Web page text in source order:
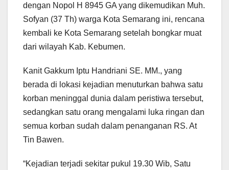
dengan Nopol H 8945 GA yang dikemudikan Muh.
Sofyan (37 Th) warga Kota Semarang ini, rencana
kembali ke Kota Semarang setelah bongkar muat
dari wilayah Kab. Kebumen.
Kanit Gakkum Iptu Handriani SE. MM., yang
berada di lokasi kejadian menuturkan bahwa satu
korban meninggal dunia dalam peristiwa tersebut,
sedangkan satu orang mengalami luka ringan dan
semua korban sudah dalam penanganan RS. At
Tin Bawen.
“Kejadian terjadi sekitar pukul 19.30 Wib, Satu